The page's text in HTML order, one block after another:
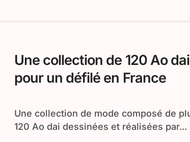
Une collection de 120 Ao dai
pour un défilé en France
Une collection de mode composé de plus de
120 Ao dai dessinées et réalisées par...